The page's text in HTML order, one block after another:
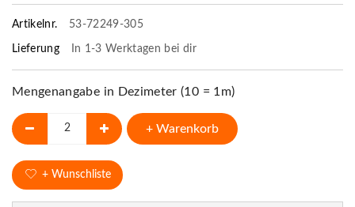
Artikelnr. 53-72249-305
Lieferung In 1-3 Werktagen bei dir
Mengenangabe in Dezimeter (10 = 1m)
+ Warenkorb
+ Wunschliste